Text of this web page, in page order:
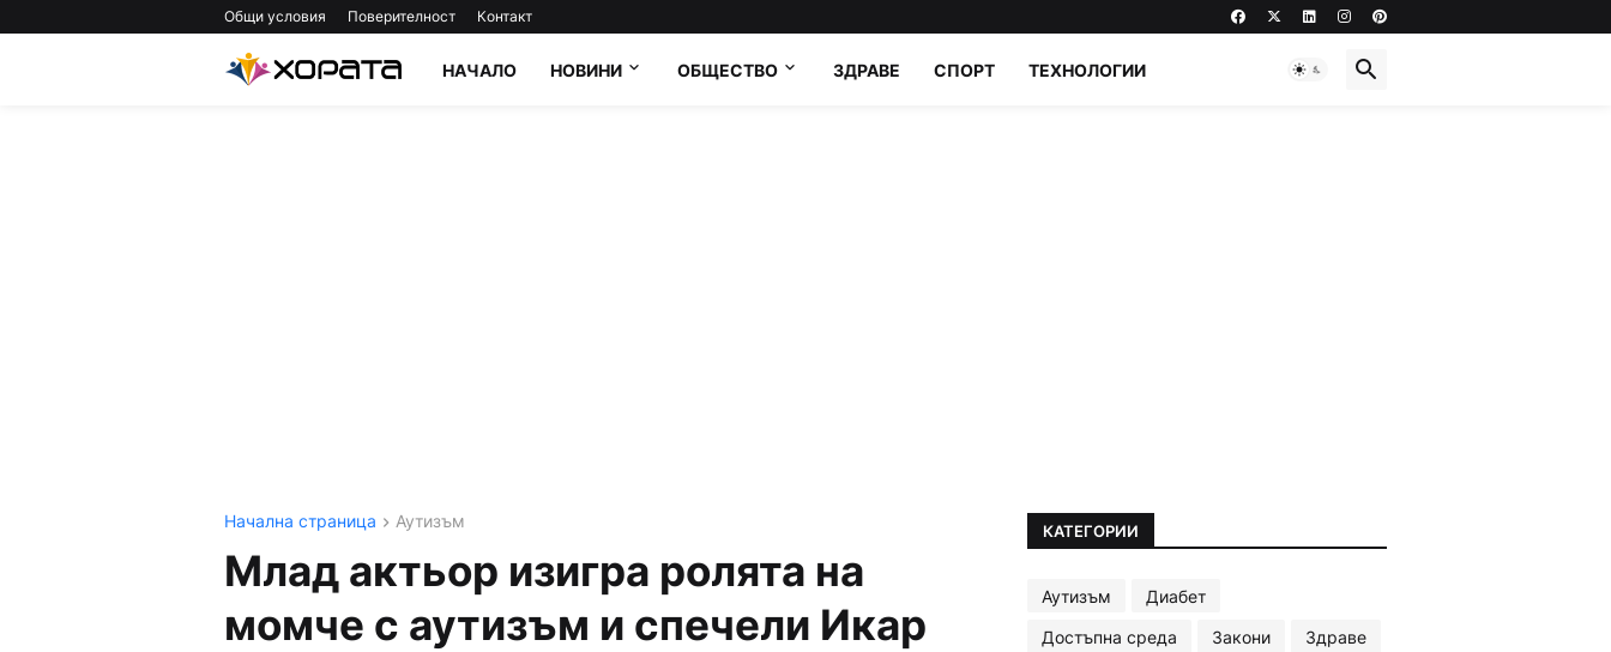
Общи условия Поверителност Контакт
НАЧАЛО НОВИНИ ОБЩЕСТВО ЗДРАВЕ СПОРТ ТЕХНОЛОГИИ
Начална страница Аутизъм
Млад актьор изигра ролята на
момче с аутизъм и спечели Икар
КАТЕГОРИИ
Аутизъм
Диабет
Достъпна среда
Закони
Здраве